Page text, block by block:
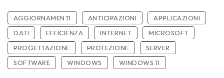
AGGIORNAMENTI ANTICIPAZIONI
APPLICAZIONI
DATI
EFFICIENZA INTERNET
MICROSOFT
PROGETTAZIONE
PROTEZIONE
SERVER
SOFTWARE
WINDOWS WINDOWS 11